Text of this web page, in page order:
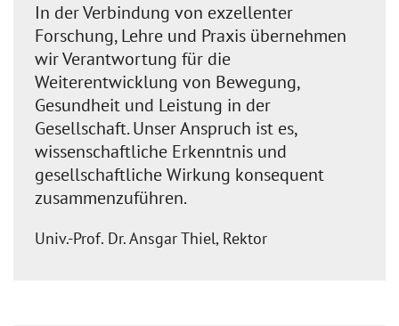
In der Verbindung von exzellenter
Forschung, Lehre und Praxis übernehmen
wir Verantwortung für die
Weiterentwicklung von Bewegung,
Gesundheit und Leistung in der
Gesellschaft. Unser Anspruch ist es,
wissenschaftliche Erkenntnis und
gesellschaftliche Wirkung konsequent
zusammenzuführen.
Univ.-Prof. Dr. Ansgar Thiel, Rektor